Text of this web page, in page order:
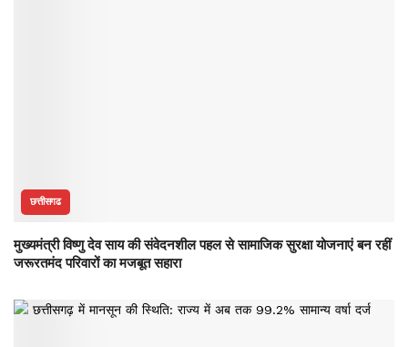
छत्तीसगढ
मुख्यमंत्री विष्णु देव साय की संवेदनशील पहल से सामाजिक सुरक्षा योजनाएं बन रहीं
जरूरतमंद परिवारों का मजबूत सहारा